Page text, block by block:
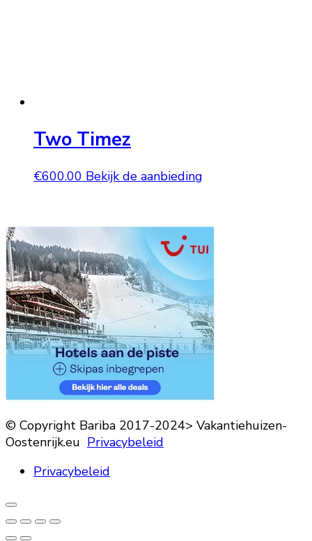
Two Timez
€600.00 Bekijk de aanbieding
© Copyright Bariba 2017-2024> Vakantiehuizen-
Oostenrijk.eu Privacybeleid
Privacybeleid